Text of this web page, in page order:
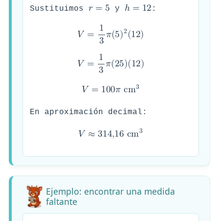
Sustituimos 𝑟 = 5 y ℎ = 12 :
𝑉 = 1
3𝜋(5)2 (12)
𝑉 = 1
3𝜋(25)(12)
𝑉 = 100𝜋 cm3
En aproximación decimal:
𝑉 ≈ 314,16 cm3
Ejemplo: encontrar una medida
faltante